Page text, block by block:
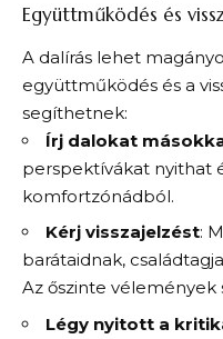
Együttműködés és
A dalírás lehet
együttműködés és a
segíthetnek:
Írj dalokat
perspektívákat nyithat
komfortzónádból.
Kérj visszajelzést:
barátaidnak,
Az őszinte
Légy nyitott a